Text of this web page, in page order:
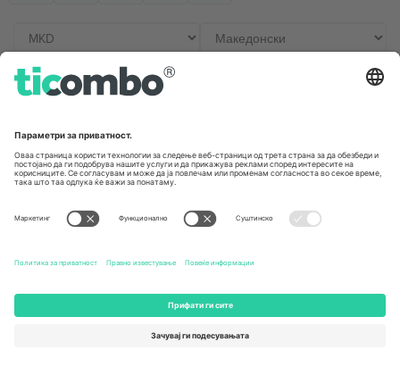
Канцеларии и поддршка
Germany
Unter den Linden 24, 10117
Berlin, Germany
167 City Road, London, Greater
131 Continental Dr, Suite 305,
Dorfstrasse 52a, 6390
United Arab Emirates